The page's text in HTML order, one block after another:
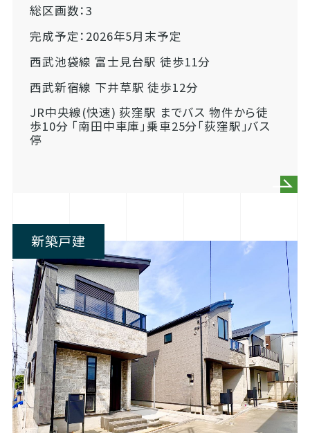
総区画数：3
完成予定：2026年5月末予定
西武池袋線 富士見台駅 徒歩11分
西武新宿線 下井草駅 徒歩12分
JR中央線(快速) 荻窪駅 までバス 物件から徒
歩10分 「南田中車庫」乗車25分「荻窪駅」バス
停
新築戸建